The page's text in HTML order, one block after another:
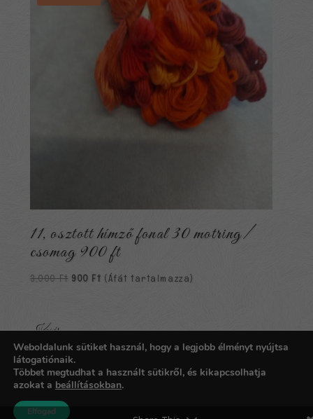
11, osztott hímző fonal 30 motring/
csomag 900 ft
3,000Ft Original
900 FtCurrent
(Áfát tartalmazza)
Kosár
Nincsenek termékek a kosárban.
Copyright © 2026
Weboldalunk sütiket használ, hogy a legjobb élményt nyújtsa
látogatiónaik.
Többet megtudhat a használt sütikről, és kikapcsolhatja
azokat a beállításokban.
Elfogad